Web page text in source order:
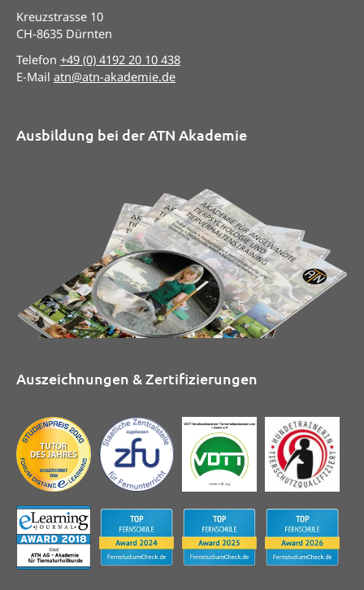
Kreuzstrasse 10
CH-8635 Dürnten
Telefon +49 (0) 4192 20 10 438
E-Mail atn@atn-akademie.de
Ausbildung bei der ATN Akademie
Auszeichnungen & Zertifizierungen